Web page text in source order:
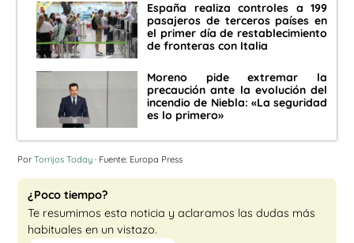
España realiza controles a 199
pasajeros de terceros países en
el primer día de restablecimiento
de fronteras con Italia
Moreno pide extremar la
precaución ante la evolución del
incendio de Niebla: «La seguridad
es lo primero»
Por Torrijos Today · Fuente: Europa Press
¿Poco tiempo?
Te resumimos esta noticia y aclaramos las dudas más
habituales en un vistazo.